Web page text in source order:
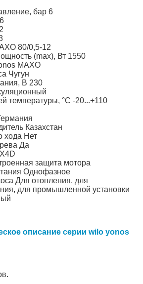
бар 6
80/0,5-12
(max), Вт 1550
MAXO
Чугун
В 230
температуры, °С -20...+110
Казахстан
хода Нет
Да
защита мотора
Однофазное
Для отопления, для
для промышленной установки
описание серии wilo yonos